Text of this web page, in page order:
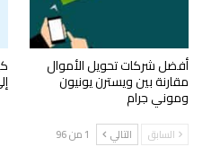
أفضل شركات تحويل الأموال
مقارنة بين ويسترن يونيون
وموني جرام
السابق التالي 1 من 96